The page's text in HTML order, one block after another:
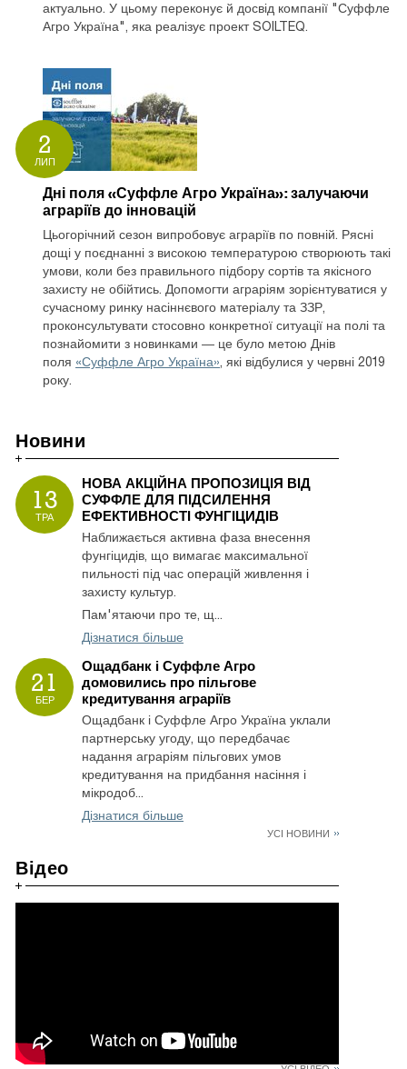
актуально. У цьому переконує й досвід компанії "Суффле
Агро Україна", яка реалізує проект SOILTEQ.
2
ЛИП
Дні поля «Суффле Агро Україна»: залучаючи
аграріїв до інновацій
Цьогорічний сезон випробовує аграріїв по повній. Рясні
дощі у поєднанні з високою температурою створюють такі
умови, коли без правильного підбору сортів та якісного
захисту не обійтись. Допомогти аграріям зорієнтуватися у
сучасному ринку насіннєвого матеріалу та ЗЗР,
проконсультувати стосовно конкретної ситуації на полі та
познайомити з новинками — це було метою Днів
поля «Суффле Агро Україна», які відбулися у червні 2019
року.
Новини
13
ТРА
НОВА АКЦІЙНА ПРОПОЗИЦІЯ ВІД
СУФФЛЕ ДЛЯ ПІДСИЛЕННЯ
ЕФЕКТИВНОСТІ ФУНГІЦИДІВ
Наближається активна фаза внесення
фунгіцидів, що вимагає максимальної
пильності під час операцій живлення і
захисту культур.
Пам'ятаючи про те, щ...
Дізнатися більше
21
БЕР
Ощадбанк і Суффле Агро
домовились про пільгове
кредитування аграріїв
Ощадбанк і Суффле Агро Україна уклали
партнерську угоду, що передбачає
надання аграріям пільгових умов
кредитування на придбання насіння і
мікродоб...
Дізнатися більше
УСІ НОВИНИ
Відео